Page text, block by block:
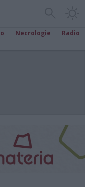
Necrologie Radio